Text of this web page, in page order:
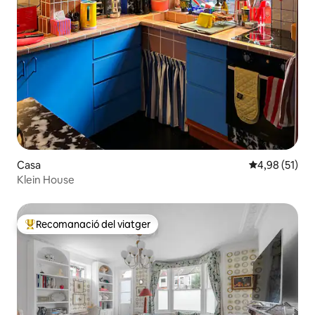
Casa 4,98 de
4,98 (51)
Klein House
Principals recomanacions dels viatgers
Recomanació del viatger